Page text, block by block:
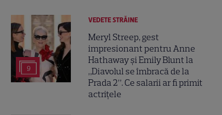
9
VEDETE STRĂINE
Meryl Streep, gest
impresionant pentru Anne
Hathaway și Emily Blunt la
„Diavolul se îmbracă de la
Prada 2”. Ce salarii ar fi primit
actrițele